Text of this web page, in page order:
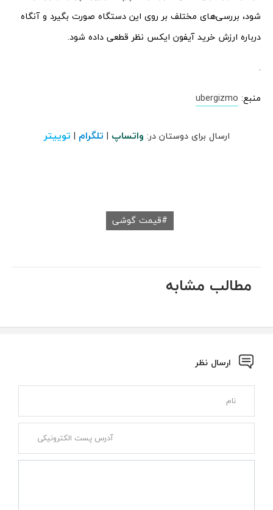
شود، بررسی‌های مختلف بر روی این دستگاه صورت بگیرد و آنگاه
درباره ارزش خرید آیفون ایکس نظر قطعی داده شود.
.
منبع: ubergizmo
ارسال برای دوستان در: واتساپ | تلگرام | توییتر
قیمت گوشی
مطالب مشابه
ارسال نظر